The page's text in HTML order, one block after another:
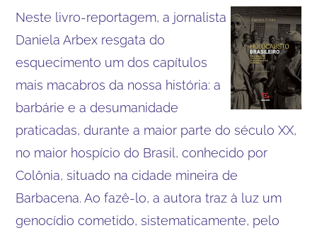
Neste livro-reportagem, a jornalista
Daniela Arbex resgata do
esquecimento um dos capítulos
mais macabros da nossa história: a
barbárie e a desumanidade
praticadas, durante a maior parte do século XX,
no maior hospício do Brasil, conhecido por
Colônia, situado na cidade mineira de
Barbacena. Ao fazê-lo, a autora traz à luz um
genocídio cometido, sistematicamente, pelo